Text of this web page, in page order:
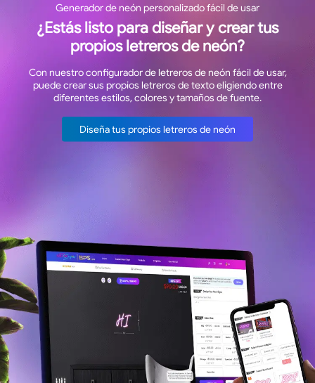
¿Estás listo para diseñar y crear tus
propios letreros de neón?
Generador de neón personalizado fácil de usar
Con nuestro configurador de letreros de neón fácil de usar,
puede crear sus propios letreros de texto eligiendo entre
diferentes estilos, colores y tamaños de fuente.
Diseña tus propios letreros de neón